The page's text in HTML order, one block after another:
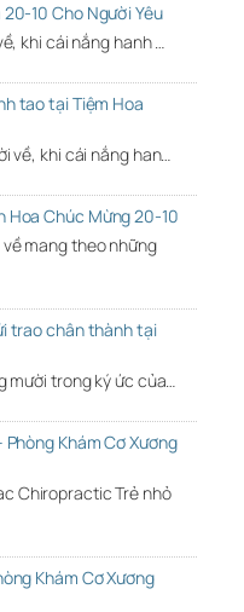
10 Cho Người Yêu
khi cái nắng hanh …
tao tại Tiệm Hoa
về, khi cái nắng han…
Hoa Chúc Mừng 20-10
mang theo những
trao chân thành tại
mười trong ký ức của…
Khám Cơ Xương
Chiropractic Trẻ nhỏ
Khám Cơ Xương